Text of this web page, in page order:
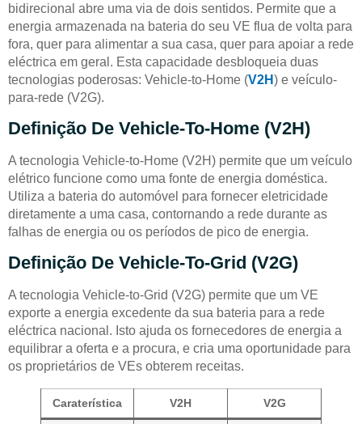
bidirecional abre uma via de dois sentidos. Permite que a
energia armazenada na bateria do seu VE flua de volta para
fora, quer para alimentar a sua casa, quer para apoiar a rede
eléctrica em geral. Esta capacidade desbloqueia duas
tecnologias poderosas: Vehicle-to-Home (V2H) e veículo-
para-rede (V2G).
Definição De Vehicle-To-Home (V2H)
A tecnologia Vehicle-to-Home (V2H) permite que um veículo
elétrico funcione como uma fonte de energia doméstica.
Utiliza a bateria do automóvel para fornecer eletricidade
diretamente a uma casa, contornando a rede durante as
falhas de energia ou os períodos de pico de energia.
Definição De Vehicle-To-Grid (V2G)
A tecnologia Vehicle-to-Grid (V2G) permite que um VE
exporte a energia excedente da sua bateria para a rede
eléctrica nacional. Isto ajuda os fornecedores de energia a
equilibrar a oferta e a procura, e cria uma oportunidade para
os proprietários de VEs obterem receitas.
Caraterística V2H V2G